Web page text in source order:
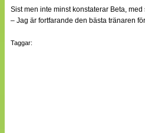
Sist men inte minst konstaterar Beta,
– Jag är fortfarande den bästa tränaren
Taggar: